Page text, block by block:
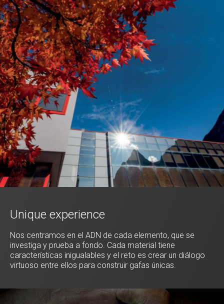
Unique experience
Nos centramos en el ADN de cada elemento, que se
investiga y prueba a fondo. Cada material tiene
características inigualables y el reto es crear un diálogo
virtuoso entre ellos para construir gafas únicas.